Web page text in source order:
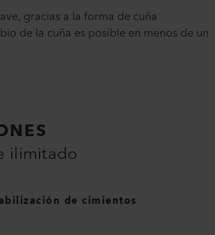
gracias a la forma de cuña
de la cuña es posible en menos de un
ilimitado
de cimientos